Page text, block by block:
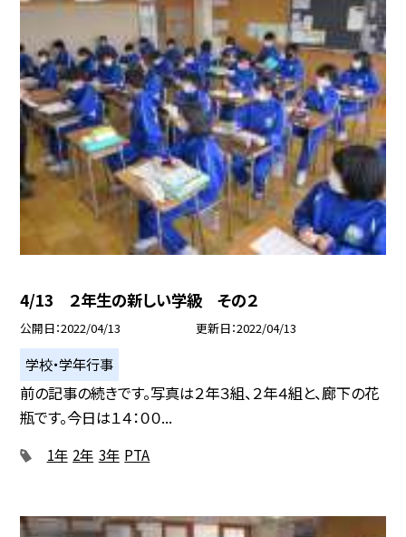
4/13 ２年生の新しい学級 その２
公開日 2022/04/13 更新日 2022/04/13
学校・学年行事
前の記事の続きです。写真は２年３組、２年４組と、廊下の花
瓶です。今日は１４：００...
1年 2年 3年 PTA